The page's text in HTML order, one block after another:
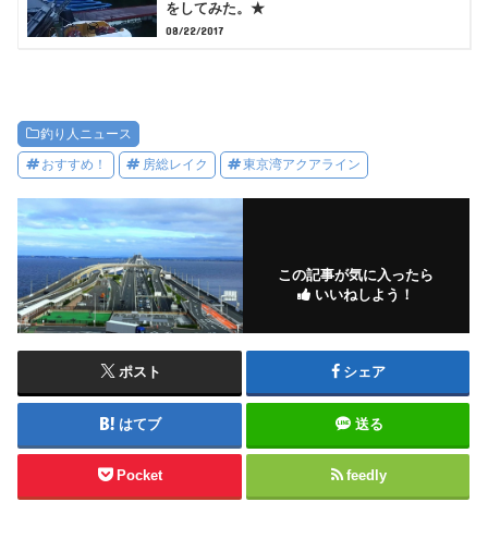
をしてみた。★
08/22/2017
釣り人ニュース
おすすめ！ 房総レイク 東京湾アクアライン
この記事が気に入ったら
いいねしよう！
ポスト シェア
はてブ 送る
Pocket feedly